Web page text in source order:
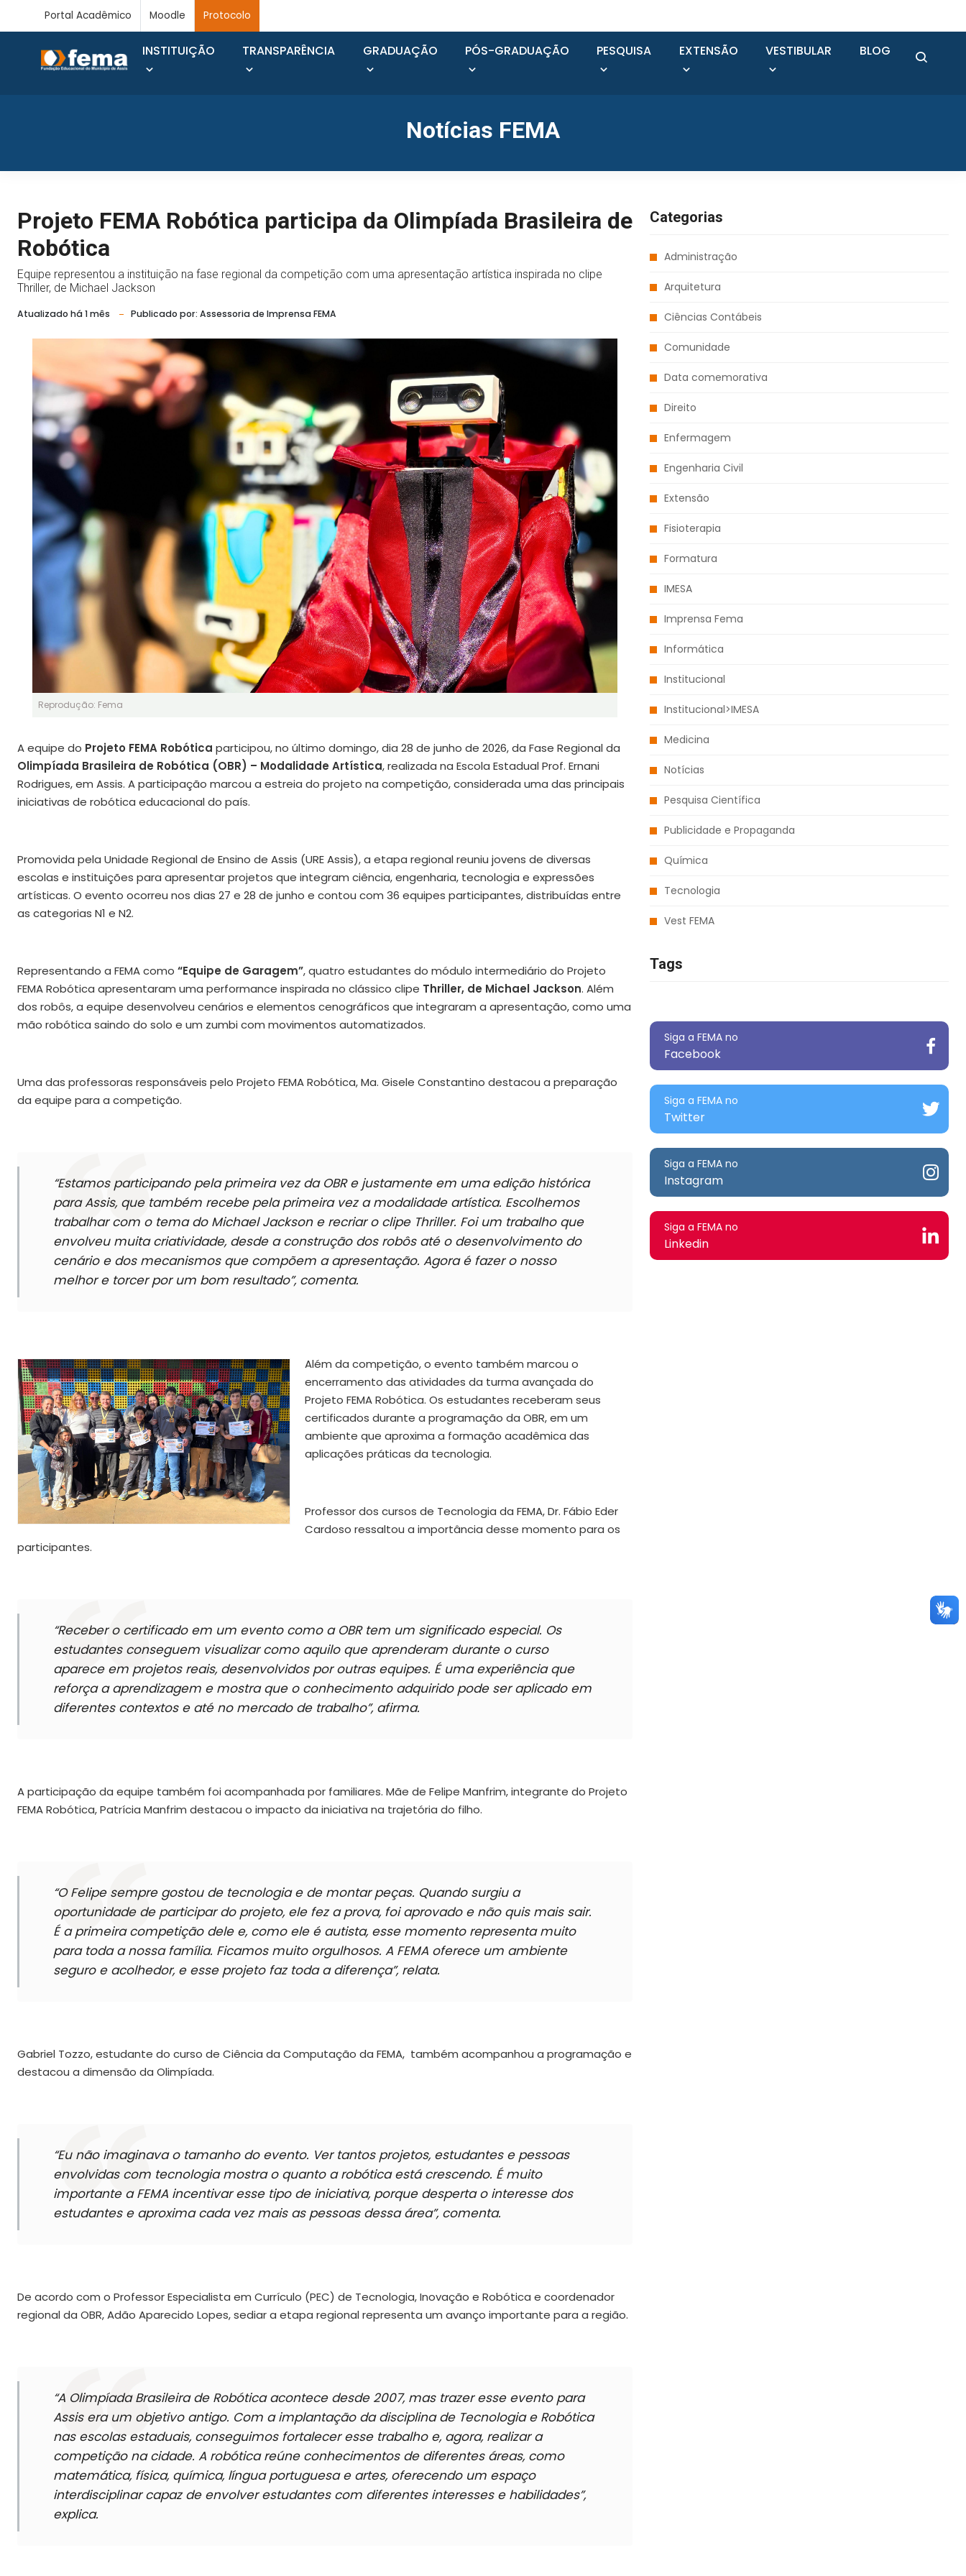
Portal Acadêmico Moodle Protocolo
INSTITUIÇÃO TRANSPARÊNCIA GRADUAÇÃO PÓS-GRADUAÇÃO PESQUISA EXTENSÃO VESTIBULAR BLOG
Notícias FEMA
Projeto FEMA Robótica participa da Olimpíada Brasileira de
Robótica
Equipe representou a instituição na fase regional da competição com uma apresentação artística inspirada no clipe
Thriller, de Michael Jackson
Atualizado há 1 mês Publicado por: Assessoria de Imprensa FEMA
Reprodução: Fema
A equipe do Projeto FEMA Robótica participou, no último domingo, dia 28 de junho de 2026, da Fase Regional da
Olimpíada Brasileira de Robótica (OBR) – Modalidade Artística, realizada na Escola Estadual Prof. Ernani
Rodrigues, em Assis. A participação marcou a estreia do projeto na competição, considerada uma das principais
iniciativas de robótica educacional do país.
Promovida pela Unidade Regional de Ensino de Assis (URE Assis), a etapa regional reuniu jovens de diversas
escolas e instituições para apresentar projetos que integram ciência, engenharia, tecnologia e expressões
artísticas. O evento ocorreu nos dias 27 e 28 de junho e contou com 36 equipes participantes, distribuídas entre
as categorias N1 e N2.
Representando a FEMA como “Equipe de Garagem”, quatro estudantes do módulo intermediário do Projeto
FEMA Robótica apresentaram uma performance inspirada no clássico clipe Thriller, de Michael Jackson. Além
dos robôs, a equipe desenvolveu cenários e elementos cenográficos que integraram a apresentação, como uma
mão robótica saindo do solo e um zumbi com movimentos automatizados.
Uma das professoras responsáveis pelo Projeto FEMA Robótica, Ma. Gisele Constantino destacou a preparação
da equipe para a competição.
“Estamos participando pela primeira vez da OBR e justamente em uma edição histórica
para Assis, que também recebe pela primeira vez a modalidade artística. Escolhemos
trabalhar com o tema do Michael Jackson e recriar o clipe Thriller. Foi um trabalho que
envolveu muita criatividade, desde a construção dos robôs até o desenvolvimento do
cenário e dos mecanismos que compõem a apresentação. Agora é fazer o nosso
melhor e torcer por um bom resultado”, comenta.
Além da competição, o evento também marcou o
encerramento das atividades da turma avançada do
Projeto FEMA Robótica. Os estudantes receberam seus
certificados durante a programação da OBR, em um
ambiente que aproxima a formação acadêmica das
aplicações práticas da tecnologia.
Professor dos cursos de Tecnologia da FEMA, Dr. Fábio Eder
Cardoso ressaltou a importância desse momento para os
participantes.
“Receber o certificado em um evento como a OBR tem um significado especial. Os
estudantes conseguem visualizar como aquilo que aprenderam durante o curso
aparece em projetos reais, desenvolvidos por outras equipes. É uma experiência que
reforça a aprendizagem e mostra que o conhecimento adquirido pode ser aplicado em
diferentes contextos e até no mercado de trabalho”, afirma.
A participação da equipe também foi acompanhada por familiares. Mãe de Felipe Manfrim, integrante do Projeto
FEMA Robótica, Patrícia Manfrim destacou o impacto da iniciativa na trajetória do filho.
“O Felipe sempre gostou de tecnologia e de montar peças. Quando surgiu a
oportunidade de participar do projeto, ele fez a prova, foi aprovado e não quis mais sair.
É a primeira competição dele e, como ele é autista, esse momento representa muito
para toda a nossa família. Ficamos muito orgulhosos. A FEMA oferece um ambiente
seguro e acolhedor, e esse projeto faz toda a diferença”, relata.
Gabriel Tozzo, estudante do curso de Ciência da Computação da FEMA, também acompanhou a programação e
destacou a dimensão da Olimpíada.
“Eu não imaginava o tamanho do evento. Ver tantos projetos, estudantes e pessoas
envolvidas com tecnologia mostra o quanto a robótica está crescendo. É muito
importante a FEMA incentivar esse tipo de iniciativa, porque desperta o interesse dos
estudantes e aproxima cada vez mais as pessoas dessa área”, comenta.
De acordo com o Professor Especialista em Currículo (PEC) de Tecnologia, Inovação e Robótica e coordenador
regional da OBR, Adão Aparecido Lopes, sediar a etapa regional representa um avanço importante para a região.
“A Olimpíada Brasileira de Robótica acontece desde 2007, mas trazer esse evento para
Assis era um objetivo antigo. Com a implantação da disciplina de Tecnologia e Robótica
nas escolas estaduais, conseguimos fortalecer esse trabalho e, agora, realizar a
competição na cidade. A robótica reúne conhecimentos de diferentes áreas, como
matemática, física, química, língua portuguesa e artes, oferecendo um espaço
interdisciplinar capaz de envolver estudantes com diferentes interesses e habilidades”,
explica.
Categorias
Administração
Arquitetura
Ciências Contábeis
Comunidade
Data comemorativa
Direito
Enfermagem
Engenharia Civil
Extensão
Fisioterapia
Formatura
IMESA
Imprensa Fema
Informática
Institucional
Institucional>IMESA
Medicina
Notícias
Pesquisa Científica
Publicidade e Propaganda
Química
Tecnologia
Vest FEMA
Tags
Siga a FEMA no
Facebook
Siga a FEMA no
Twitter
Siga a FEMA no
Instagram
Siga a FEMA no
Linkedin